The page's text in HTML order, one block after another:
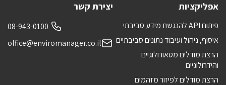
אפליקציות
פיתוח API להנגשת מידע סביבתי
איסוף, ניהול ועיבוד נתונים סביבתיים
הרצת מודלים מטאורולוגיים
והידרולוגיים
הרצת מודלים לפיזור מזהמים
יצירת קשר
08-943-0100
office@enviromanager.co.il